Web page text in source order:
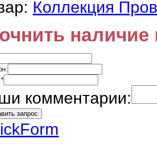
Коллекция
наличие
*
комментарии: